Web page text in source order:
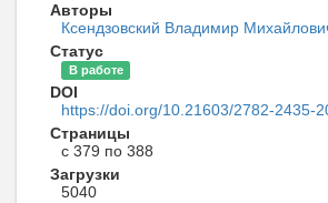
Авторы
Ксендзовский Владимир
Статус
В работе
DOI
https://doi.org/10.21603/2782-2435-
Страницы
с 379 по 388
Загрузки
5040